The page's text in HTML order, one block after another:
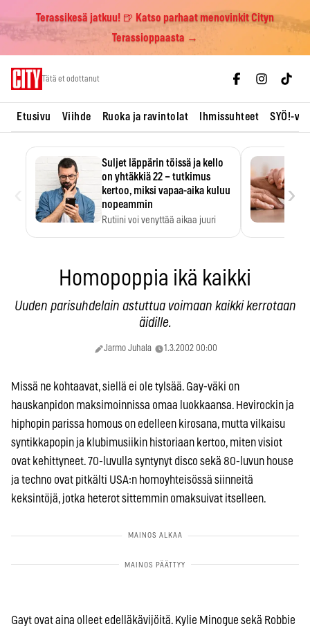
Terassikesä jatkuu! 🍺 Katso parhaat menovinkit Cityn
Terassioppaasta →
Tätä et odottanut
Etusivu Viihde Ruoka ja ravintolat Ihmissuhteet SYÖ!-
Suljet läppärin töissä ja kello
on yhtäkkiä 22 – tutkimus
kertoo, miksi vapaa-aika kuluu
nopeammin
Rutiini voi venyttää aikaa juuri
›
Homopoppia ikä kaikki
Uuden parisuhdelain astuttua voimaan kaikki kerrotaan
äidille.
Jarmo Juhala 1.3.2002 00:00
Missä ne kohtaavat, siellä ei ole tylsää. Gay-väki on
hauskanpidon maksimoinnissa omaa luokkaansa. Hevirockin ja
hiphopin parissa homous on edelleen kirosana, mutta vilkaisu
syntikkapopin ja klubimusiikin historiaan kertoo, miten visiot
ovat kehittyneet. 70-luvulla syntynyt disco sekä 80-luvun house
ja techno ovat pitkälti USA:n homoyhteisössä siinneitä
keksintöjä, jotka heterot sittemmin omaksuivat itselleen.
Gayt ovat aina olleet edelläkävijöitä. Kylie Minogue sekä Robbie